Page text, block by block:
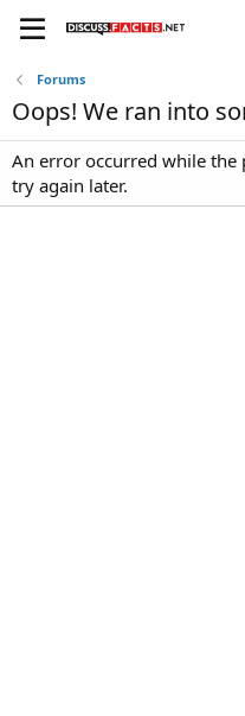
Forums
Oops! We ran into
An error occurred while the
try again later.